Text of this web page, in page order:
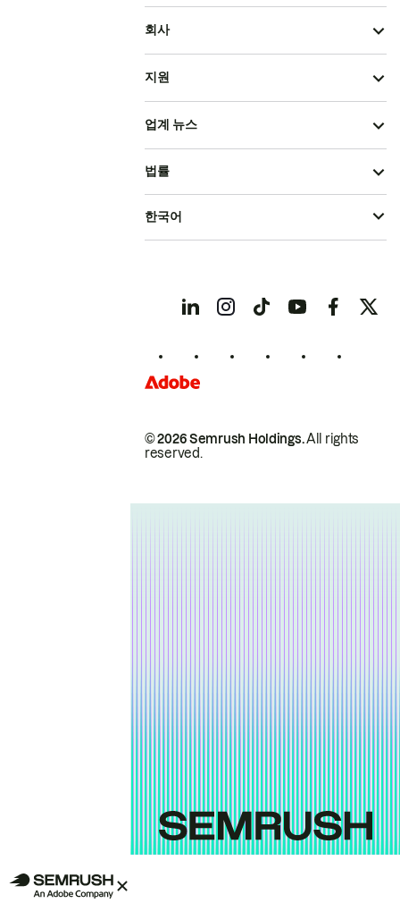
회사
지원
업계 뉴스
© 2026 Semrush Holdings.All rights
reserved.
법률
한국어